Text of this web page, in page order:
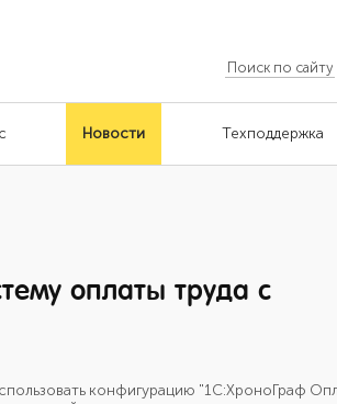
Новости Техподдержка
оплаты труда с
конфигурацию "1С:ХроноГраф